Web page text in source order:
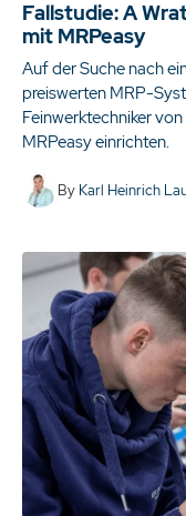
Fallstudie: A
mit MRPeasy
Auf der Suche nach
preiswerten MRP-
Feinwerktechniker
MRPeasy einrichten.
By Karl Heinrich